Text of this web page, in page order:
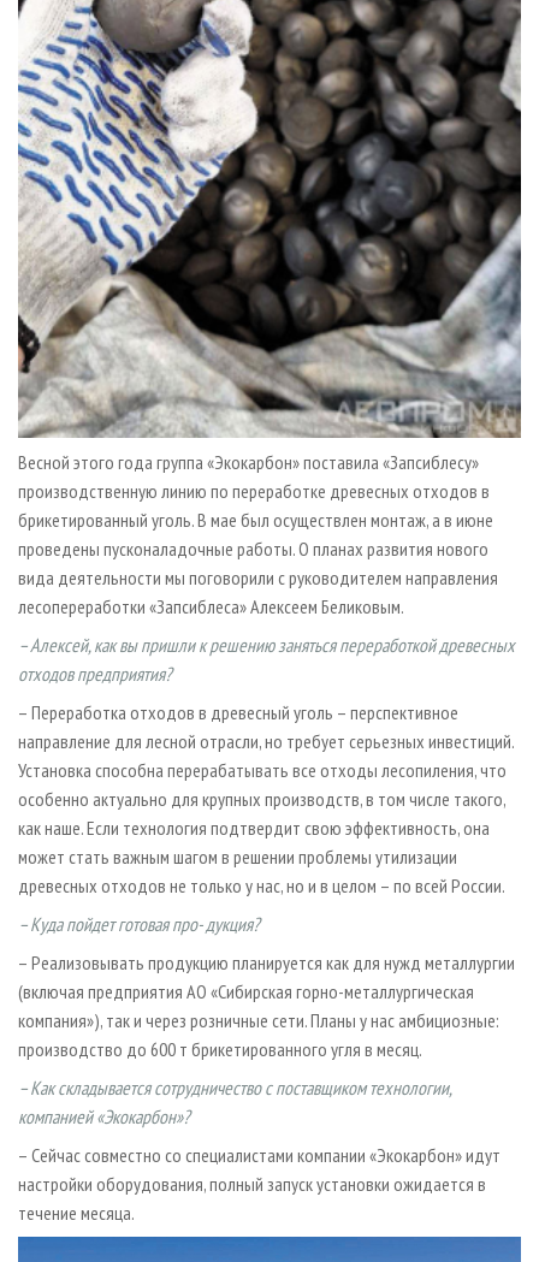
Весной этого года группа «Экокарбон» поставила «Запсиблесу»
производственную линию по переработке древесных отходов в
брикетированный уголь. В мае был осуществлен монтаж, а в июне
проведены пусконаладочные работы. О планах развития нового
вида деятельности мы поговорили с руководителем направления
лесопереработки «Запсиблеса» Алексеем Беликовым.
– Алексей, как вы пришли к решению заняться переработкой древесных
отходов предприятия?
– Переработка отходов в древесный уголь – перспективное
направление для лесной отрасли, но требует серьезных инвестиций.
Установка способна перерабатывать все отходы лесопиления, что
особенно актуально для крупных производств, в том числе такого,
как наше. Если технология подтвердит свою эффективность, она
может стать важным шагом в решении проблемы утилизации
древесных отходов не только у нас, но и в целом – по всей России.
– Куда пойдет готовая про- дукция?
– Реализовывать продукцию планируется как для нужд металлургии
(включая предприятия АО «Сибирская горно-металлургическая
компания»), так и через розничные сети. Планы у нас амбициозные:
производство до 600 т брикетированного угля в месяц.
– Как складывается сотрудничество с поставщиком технологии,
компанией «Экокарбон»?
– Сейчас совместно со специалистами компании «Экокарбон» идут
настройки оборудования, полный запуск установки ожидается в
течение месяца.